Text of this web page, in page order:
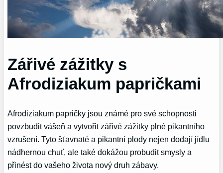
Zářivé zážitky s
Afrodiziakum papričkami
Afrodiziakum papričky jsou známé pro své schopnosti
povzbudit vášeň a vytvořit zářivé zážitky plné pikantního
vzrušení. Tyto šťavnaté a pikantní plody nejen dodají jídlu
nádhernou chuť, ale také dokážou probudit smysly a
přinést do vašeho života nový druh zábavy.